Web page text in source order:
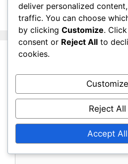
para o clube, Conquistas
Leave a Comment
deliver personalized
traffic. You can choose
by clicking Customize. Click
consent or Reject All to
cookies.
Customize
Reject All
Accept All